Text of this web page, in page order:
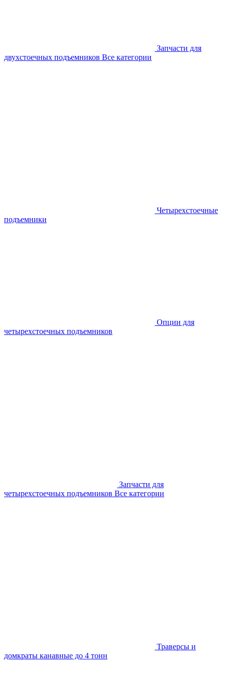
Запчасти для
двухстоечных подъемников Все категории
Четырехстоечные
подъемники
Опции для
четырехстоечных подъемников
Запчасти для
четырехстоечных подъемников Все категории
Траверсы и
домкраты канавные до 4 тонн